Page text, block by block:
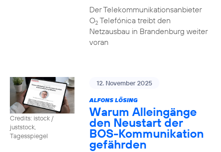
Der Telekommunikationsanbieter
O2Telefónica treibt den
Netzausbau in Brandenburg weiter
voran
Credits: istock /
juststock,
Tagesspiegel
12. November 2025
ALFONS LÖSING
Warum Alleingänge
den Neustart der
BOS-Kommunikation
gefährden